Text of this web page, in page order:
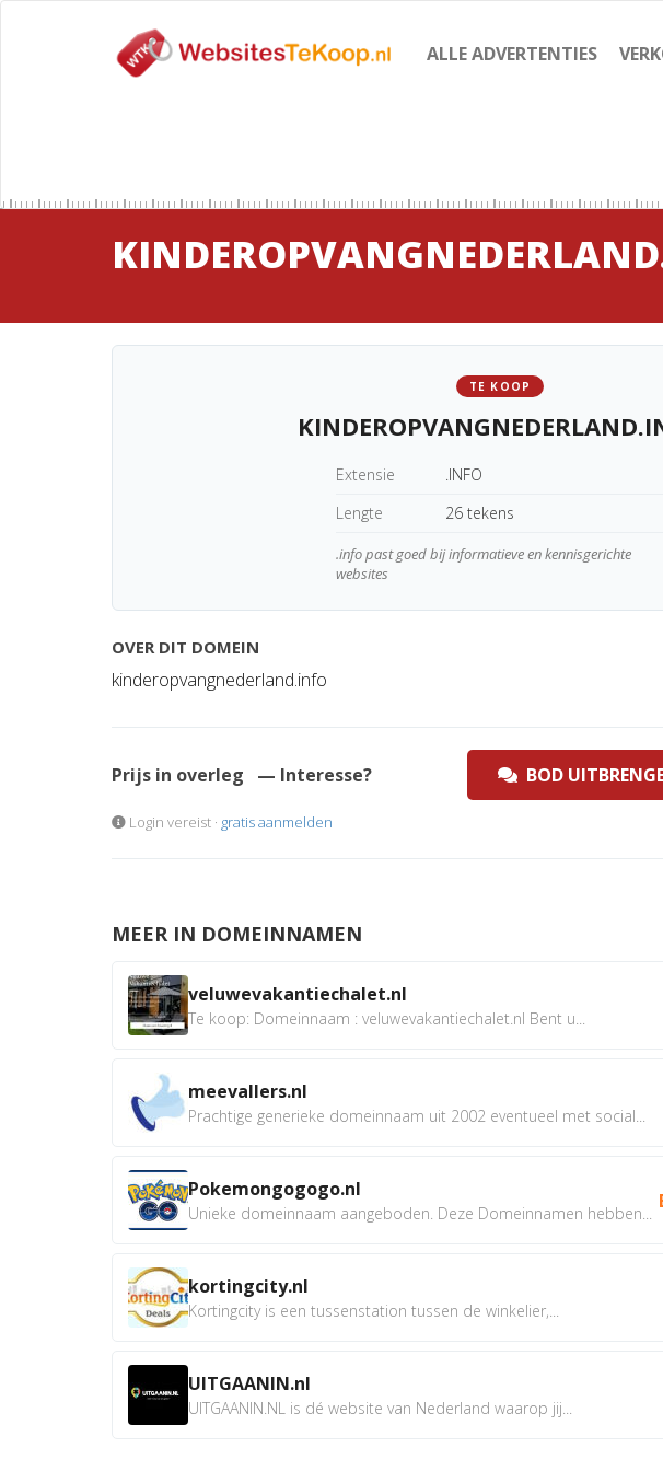
ALLE ADVERTENTIES
TE KOOP
Extensie
.INFO
Lengte
26 tekens
.info past goed bij informatieve en kennisgerichte
websites
OVER DIT DOMEIN
kinderopvangnederland.info
Prijs in overleg — Interesse? BOD
Login vereist · gratis aanmelden
MEER IN DOMEINNAMEN
veluwevakantiechalet.nl
Te koop: Domeinnaam : veluwevakantiechalet.nl Bent u...
meevallers.nl
Prachtige generieke domeinnaam uit 2002 eventueel met social...
Pokemongogogo.nl
Unieke domeinnaam aangeboden. Deze Domeinnamen hebben...
kortingcity.nl
Kortingcity is een tussenstation tussen de winkelier,...
UITGAANIN.nl
UITGAANIN.NL is dé website van Nederland waarop jij...